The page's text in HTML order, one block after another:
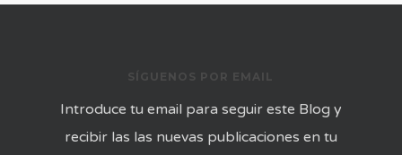
SÍGUENOS POR EMAIL
Introduce tu email para seguir este Blog y
recibir las las nuevas publicaciones en tu